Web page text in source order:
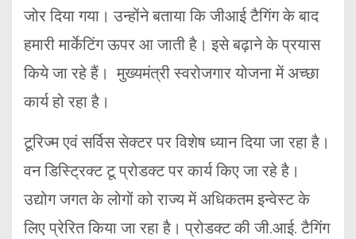
जोर दिया गया। उन्होंने बताया कि जीआई टैगिंग के बाद
हमारी मार्केटिंग ऊपर आ जाती है। इसे बढ़ाने के प्रयास
किये जा रहे हैं। मुख्यमंत्री स्वरोजगार योजना में अच्छा
कार्य हो रहा है।
टूरिज्म एवं सर्विस सेक्टर पर विशेष ध्यान दिया जा रहा है।
वन डिस्ट्रिक्ट टू प्रोडक्ट पर कार्य किए जा रहे है।
उद्योग जगत के लोगों को राज्य में अधिकतम इन्वेस्ट के
लिए प्रेरित किया जा रहा है। प्रोडक्ट की जी.आई. टैगिंग